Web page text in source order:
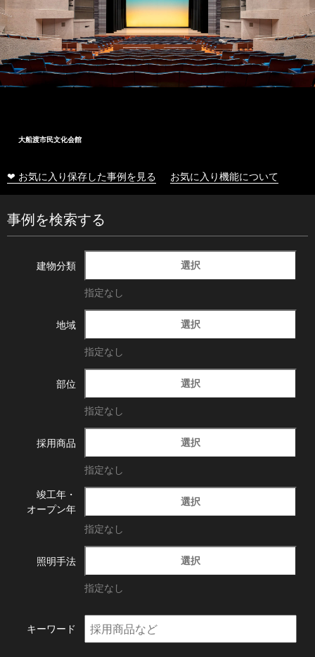
大船渡市民文化会館
❤ お気に入り保存した事例を見る お気に入り機能について
事例を検索する
建物分類 選択
指定なし
地域 選択
指定なし
部位 選択
指定なし
採用商品 選択
指定なし
竣工年・
オープン年
選択
指定なし
照明手法 選択
指定なし
キーワード